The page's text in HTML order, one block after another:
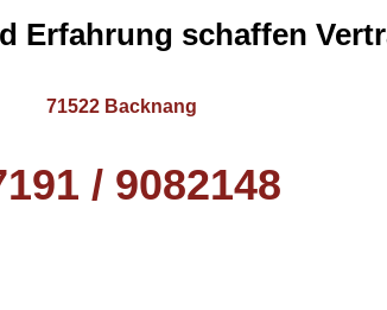
Erfahrung schaffen
71522 Backnang
/ 9082148